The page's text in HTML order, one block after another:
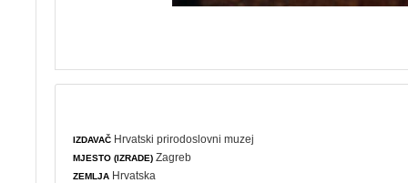
IZDAVAČ Hrvatski prirodoslovni muzej
MJESTO (IZRADE) Zagreb
ZEMLJA Hrvatska